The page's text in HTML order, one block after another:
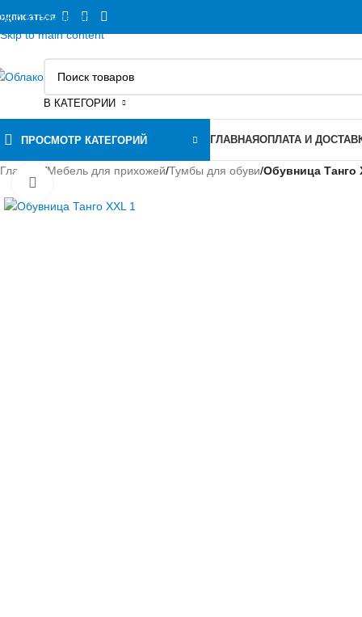
Skip to navigation
Skip to main content
В КАТЕГОРИИ
ПРОСМОТР КАТЕГОРИЙ ГЛАВНАЯОПЛАТА И
Главная /Мебель для прихожей/Тумбы для обуви/Обувница Танго